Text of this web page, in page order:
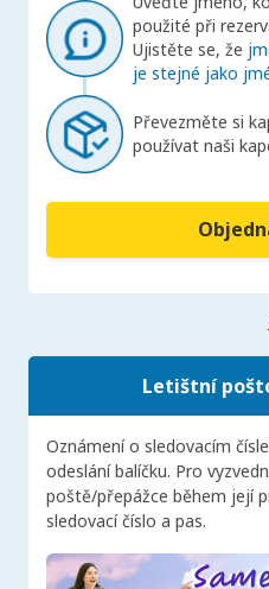
použité při
Ujistěte se, že
je stejné jako
Převezměte si
používat naši
Letištní
Oznámení o sledovacím
odeslání balíčku. Pro
poště/přepážce během její
sledovací číslo a pas.